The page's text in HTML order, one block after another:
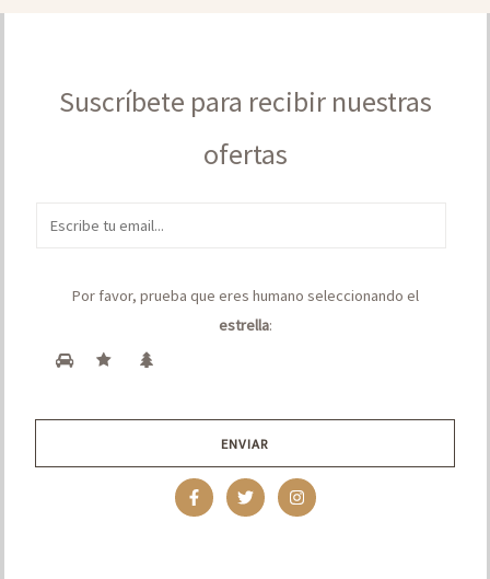
Suscríbete para recibir nuestras
ofertas
Por favor, prueba que eres humano seleccionando el
estrella:
ENVIAR